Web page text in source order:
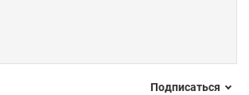
Подписаться